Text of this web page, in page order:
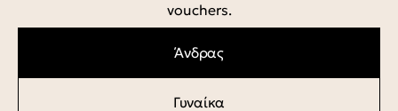
vouchers.
Άνδρας
Γυναίκα